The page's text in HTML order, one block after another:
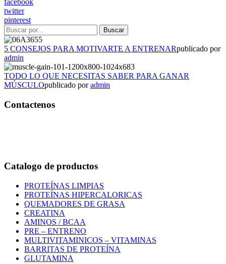
facebook
twitter
pinterest
5 CONSEJOS PARA MOTIVARTE A ENTRENARpublicado por
admin
TODO LO QUE NECESITAS SABER PARA GANAR
MÚSCULOpublicado poradmin
Contactenos
Catalogo de productos
PROTEÍNAS LIMPIAS
PROTEÍNAS HIPERCALORICAS
QUEMADORES DE GRASA
CREATINA
AMINOS / BCAA
PRE – ENTRENO
MULTIVITAMINICOS – VITAMINAS
BARRITAS DE PROTEÍNA
GLUTAMINA